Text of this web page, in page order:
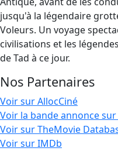
jusqu'à la légendaire
Voleurs. Un voyage
civilisations et les
de Tad à ce jour.
Nos Partenaires
Voir sur AllocCiné
Voir la bande annonce
Voir sur TheMovie
Voir sur IMDb